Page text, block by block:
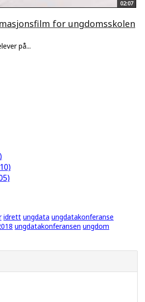
02:07
for ungdomsskolen
på...
idrett ungdata ungdatakonferanse
ungdatakonferansen ungdom